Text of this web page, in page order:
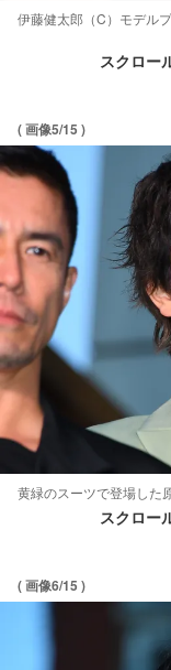
伊藤健太郎（C）モデル
スクロー
( 画像5/15 )
黄緑のスーツで登場した
スクロー
( 画像6/15 )